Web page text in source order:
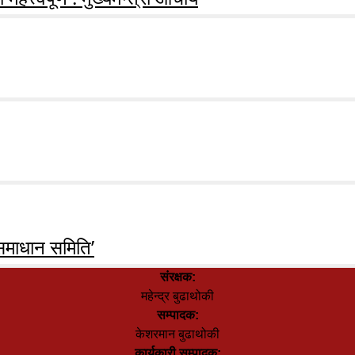
समिति’
संरक्षक:
महेन्द्र बुढाथोकी
सम्पादक:
केशरमान बुढाथोकी